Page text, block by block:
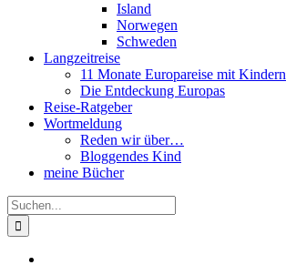
Island
Norwegen
Schweden
Langzeitreise
11 Monate Europareise mit Kindern
Die Entdeckung Europas
Reise-Ratgeber
Wortmeldung
Reden wir über…
Bloggendes Kind
meine Bücher
Suche
nach: